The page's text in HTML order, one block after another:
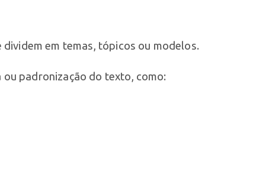
em temas, tópicos ou modelos.
padronização do texto, como: